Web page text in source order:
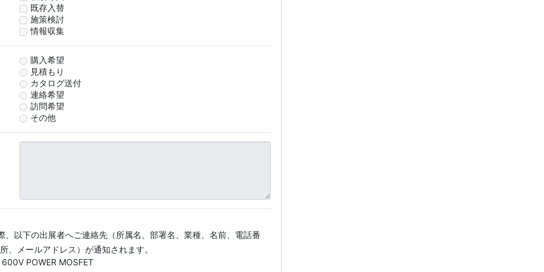
既存入替
施策検討
情報収集
購入希望
見積もり
カタログ送付
連絡希望
訪問希望
その他
、以下の出展者へご連絡先（所属名、部署名、業種、名前、電話番
、メールアドレス）が通知されます。
POWER MOSFET